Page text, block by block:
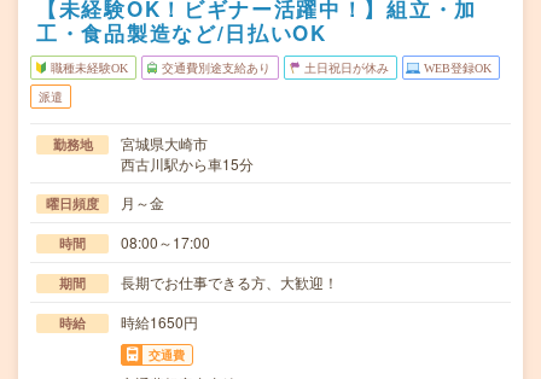
【未経験OK！ビギナー活躍中！】組立・加
工・食品製造など/日払いOK
職種未経験OK 交通費別途支給あり 土日祝日が休み WEB登録OK
派遣
勤務地
宮城県大崎市
西古川駅から車15分
曜日頻度 月～金
時間 08:00～17:00
期間 長期でお仕事できる方、大歓迎！
時給 時給1650円
交通費